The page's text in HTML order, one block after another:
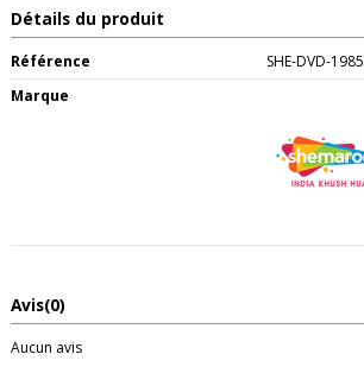
Détails du produit
Référence
SHE-DVD-1985
Marque
Avis(0)
Aucun avis